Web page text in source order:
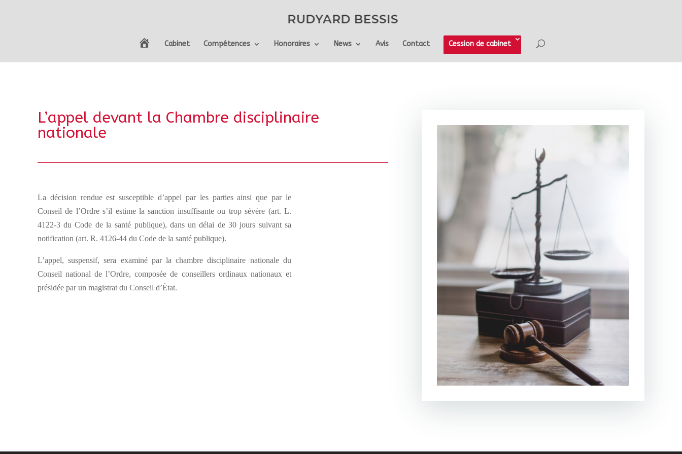
u
Cabinet Compétences Honoraires News Avis Contact Cession de cabinet
L’appel devant la Chambre disciplinaire
nationale
La décision rendue est susceptible d’appel par les parties ainsi que par le
Conseil de l’Ordre s’il estime la sanction insuffisante ou trop sévère (art. L.
4122-3 du Code de la santé publique), dans un délai de 30 jours suivant sa
notification (art. R. 4126-44 du Code de la santé publique).
L’appel, suspensif, sera examiné par la chambre disciplinaire nationale du
Conseil national de l’Ordre, composée de conseillers ordinaux nationaux et
présidée par un magistrat du Conseil d’État.